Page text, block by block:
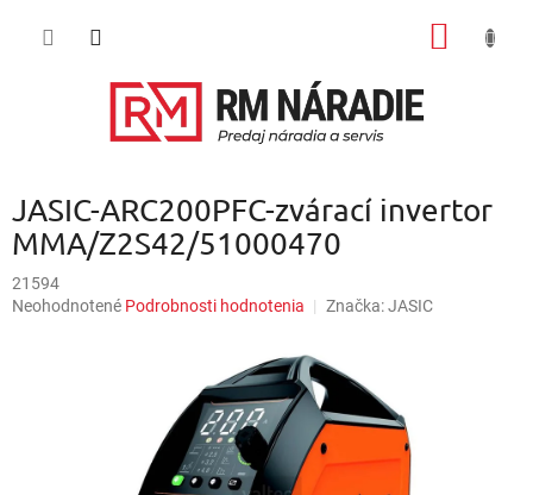
JASIC-ARC200PFC-zvárací invertor
MMA/Z2S42/51000470
21594
Priemerné
Neohodnotené Podrobnosti hodnotenia Značka:JASIC